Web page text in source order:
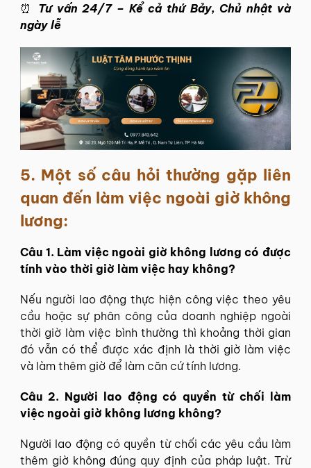
⏰ Tư vấn 24/7 – Kể cả thứ Bảy, Chủ nhật và
ngày lễ
5. Một số câu hỏi thường gặp liên
quan đến làm việc ngoài giờ không
lương:
Câu 1. Làm việc ngoài giờ không lương có được
tính vào thời giờ làm việc hay không?
Nếu người lao động thực hiện công việc theo yêu
cầu hoặc sự phân công của doanh nghiệp ngoài
thời giờ làm việc bình thường thì khoảng thời gian
đó vẫn có thể được xác định là thời giờ làm việc
và làm thêm giờ để làm căn cứ tính lương.
Câu 2. Người lao động có quyền từ chối làm
việc ngoài giờ không lương không?
Người lao động có quyền từ chối các yêu cầu làm
thêm giờ không đúng quy định của pháp luật. Trừ